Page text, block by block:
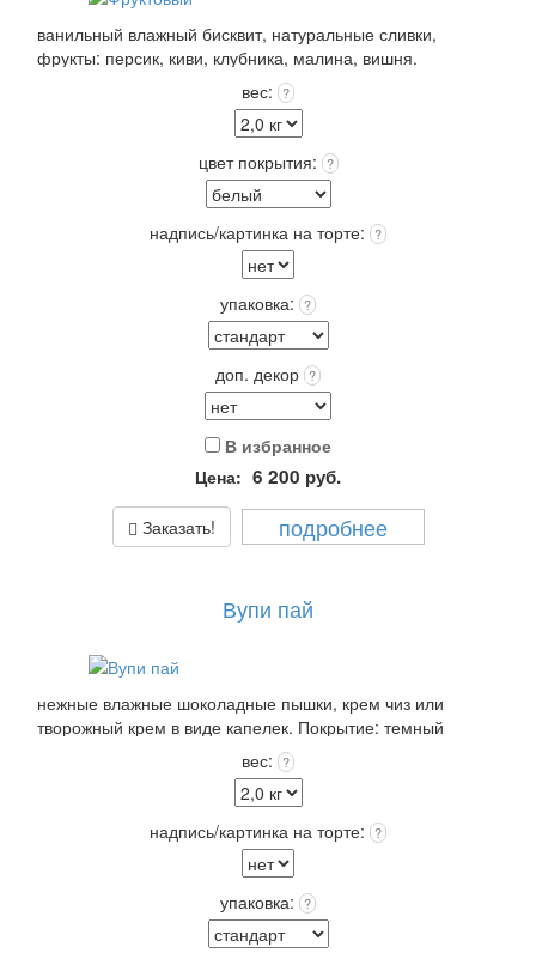
ванильный влажный бисквит, натуральные сливки,
фрукты: персик, киви, клубника, малина, вишня.
Покрытие: крем чиз или крем пломбир выбранного цвета
Упаковка: Стандарт (белая) входит в стоимость.
Срок хранения: 72 часа (3 суток) при t 4+(-)2
вес: ?
цвет покрытия: ?
надпись/картинка на торте: ?
упаковка: ?
доп. декор ?
В избранное
Цена: 6 200 руб.
Заказать! подробнее
Вупи пай
нежные влажные шоколадные пышки, крем чиз или
творожный крем в виде капелек. Покрытие: темный
шокола или крем чиз или крем пломбир белый +входит в
Упаковка: Стандарт (белая) входит в стоимость.
Срок хранения: 72 часа (3 суток) при t 4+(-)2
вес: ?
надпись/картинка на торте: ?
упаковка: ?